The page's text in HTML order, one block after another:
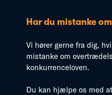
Har du mistanke
Vi hører gerne fra dig,
mistanke om
konkurrenceloven.
Du kan hjælpe os med